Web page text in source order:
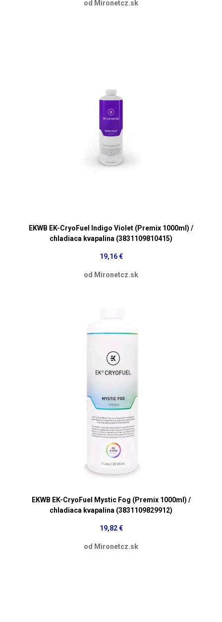
od Mironetcz.sk
EKWB EK-CryoFuel Indigo Violet (Premix 1000ml) /
chladiaca kvapalina (3831109810415)
19,16 €
od Mironetcz.sk
EKWB EK-CryoFuel Mystic Fog (Premix 1000ml) /
chladiaca kvapalina (3831109829912)
19,82 €
od Mironetcz.sk